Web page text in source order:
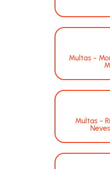
Multas -
Multas -